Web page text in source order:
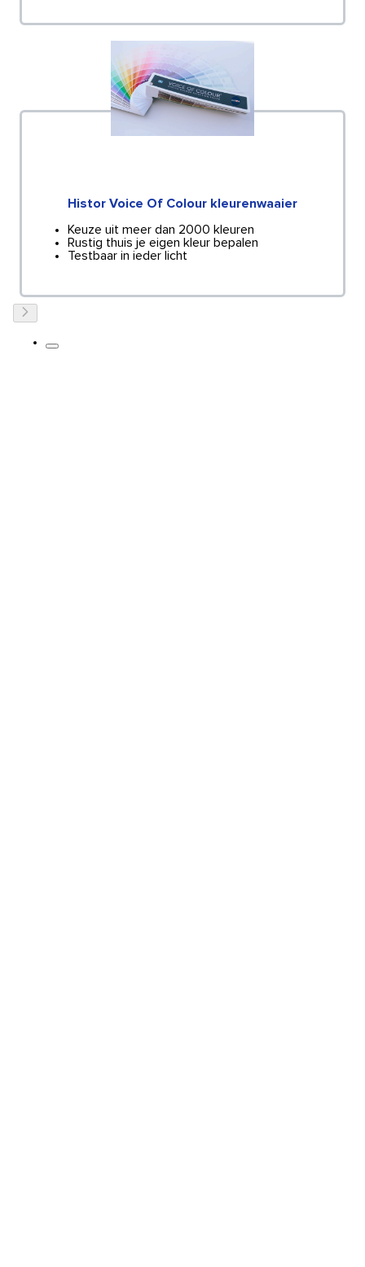
Histor Voice Of Colour kleurenwaaier
Keuze uit meer dan 2000 kleuren
Rustig thuis je eigen kleur bepalen
Testbaar in ieder licht